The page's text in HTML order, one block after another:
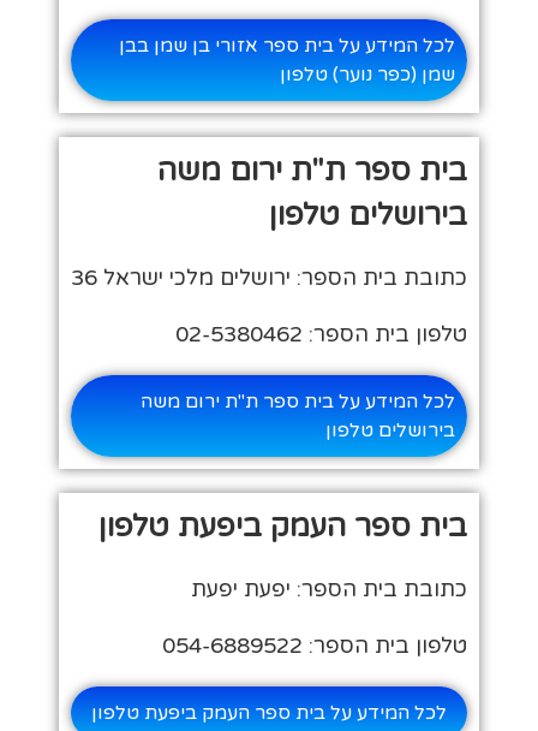
לכל המידע על בית ספר אזורי בן שמן בבן
שמן (כפר נוער) טלפון
בית ספר ת"ת ירום משה
בירושלים טלפון
כתובת בית הספר: ירושלים מלכי ישראל 36
טלפון בית הספר: 02-5380462
לכל המידע על בית ספר ת"ת ירום משה
בירושלים טלפון
בית ספר העמק ביפעת טלפון
כתובת בית הספר: יפעת יפעת
טלפון בית הספר: 054-6889522
לכל המידע על בית ספר העמק ביפעת טלפון